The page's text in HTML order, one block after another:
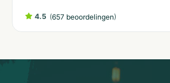
4.5 (657 beoordelingen)